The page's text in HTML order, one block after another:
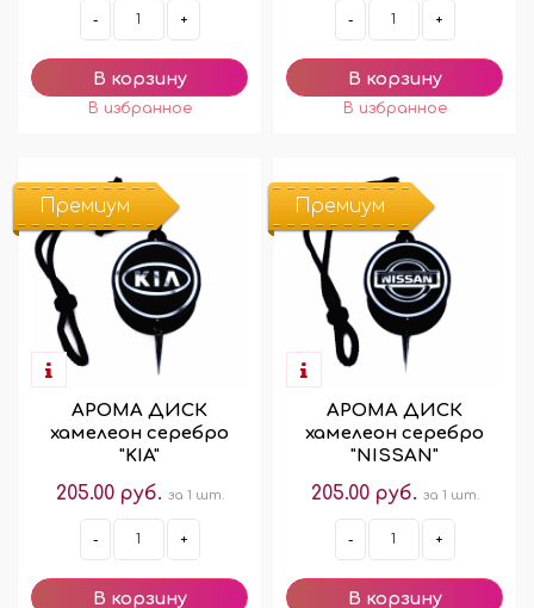
- + - +
Премиум
АРОМА ДИСК
хамелеон серебро
"KIA"
205.00 руб. за 1 шт.
- +
Премиум
АРОМА ДИСК
хамелеон серебро
"NISSAN"
205.00 руб. за 1 шт.
- +